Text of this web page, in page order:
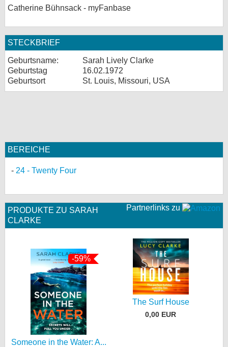
Catherine Bühnsack - myFanbase
STECKBRIEF
Geburtsname:
Sarah Lively Clarke
Geburtstag
16.02.1972
Geburtsort
St. Louis, Missouri, USA
BEREICHE
24 - Twenty Four
Partnerlinks zu
PRODUKTE ZU SARAH
CLARKE
-59%
Someone in the Water: A...
The Surf House
0,00 EUR